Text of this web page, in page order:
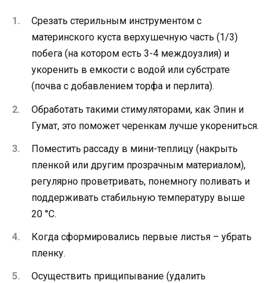
Срезать стерильным инструментом с
материнского куста верхушечную часть (1/3)
побега (на котором есть 3-4 междоузлия) и
укоренить в емкости с водой или субстрате
(почва с добавлением торфа и перлита).
Обработать такими стимуляторами, как Эпин и
Гумат, это поможет черенкам лучше укорениться.
Поместить рассаду в мини-теплицу (накрыть
пленкой или другим прозрачным материалом),
регулярно проветривать, понемногу поливать и
поддерживать стабильную температуру выше
20 °С.
Когда сформировались первые листья – убрать
пленку.
Осуществить прищипывание (удалить